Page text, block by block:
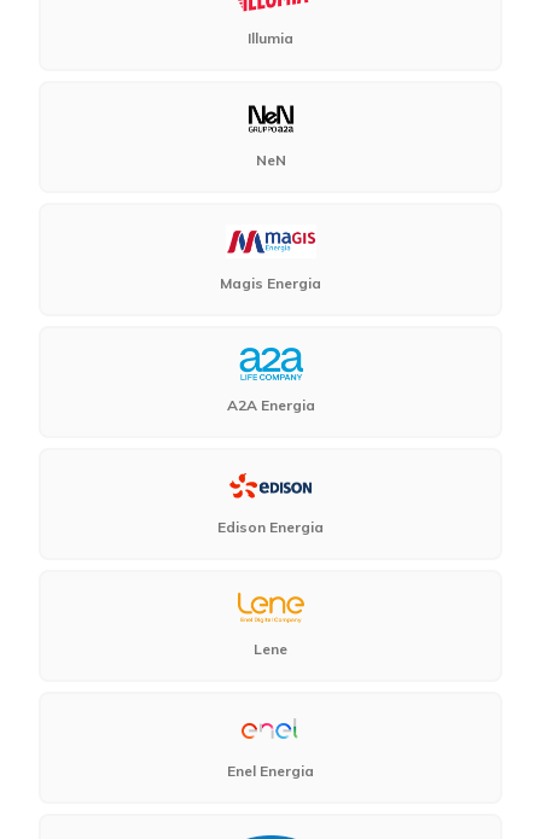
Illumia
NeN
Magis Energia
A2A Energia
Edison Energia
Lene
Enel Energia